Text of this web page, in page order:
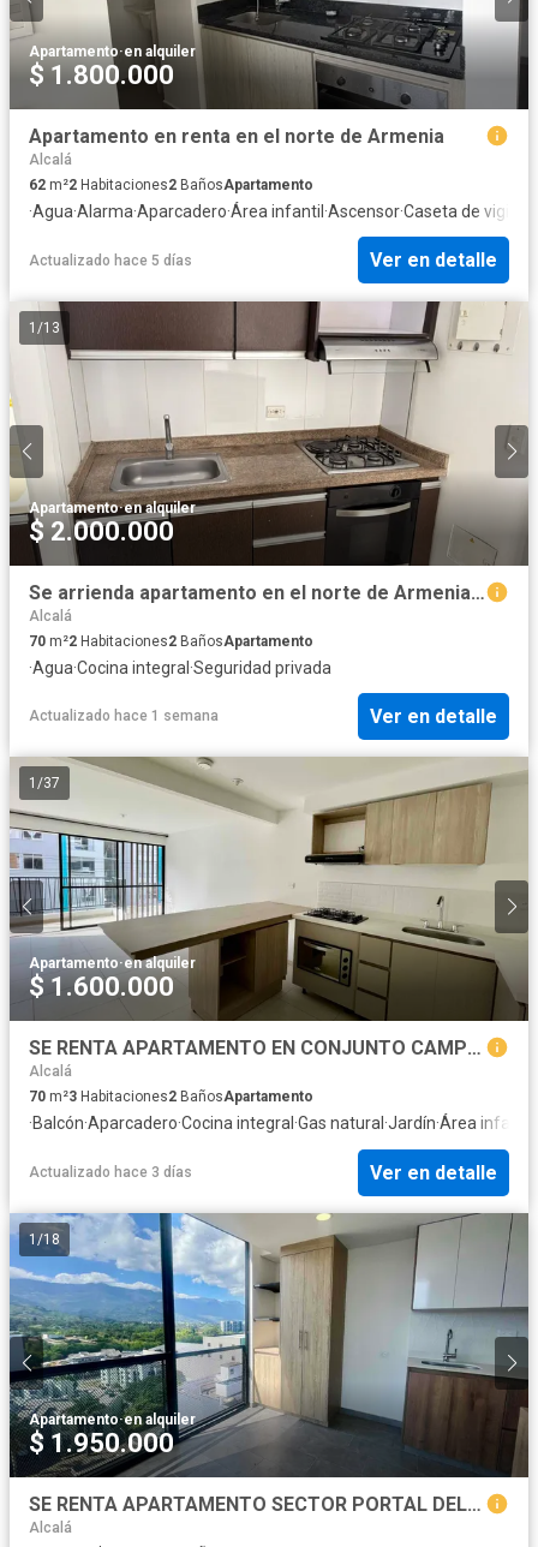
Apartamento·en alquiler
$ 1.800.000
Apartamento en renta en el norte de Armenia
Alcalá
62 m²2 Habitaciones2 BañosApartamento
·Agua·Alarma·Aparcadero·Área infantil ·Ascensor·Caseta de
Actualizado hace 5 días Ver en detalle
1 /13
Apartamento·en alquiler
$ 2.000.000
Se arrienda apartamento en el norte de Armenia - Quindío
Alcalá
70 m²2 Habitaciones2 BañosApartamento
·Agua·Cocina integral·Seguridad privada
Actualizado hace 1 semana Ver en detalle
1 /37
Apartamento·en alquiler
$ 1.600.000
SE RENTA APARTAMENTO EN CONJUNTO CAMPESTRE - VERDE ENCANTO SUR
Alcalá
70 m²3 Habitaciones2 BañosApartamento
·Balcón·Aparcadero·Cocina integral ·Gas natural ·Jardín·Área infantil
Actualizado hace 3 días Ver en detalle
1/18
Apartamento·en alquiler
$ 1.950.000
SE RENTA APARTAMENTO SECTOR PORTAL DEL QUINDÍO
Alcalá